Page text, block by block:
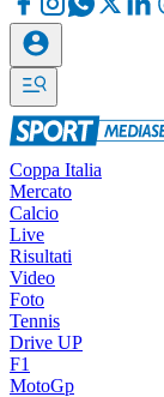
Coppa Italia
Mercato
Calcio
Live
Risultati
Video
Foto
Tennis
Drive UP
F1
MotoGp